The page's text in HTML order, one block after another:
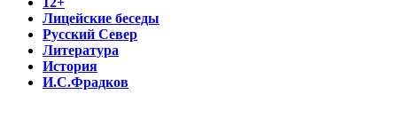
Лицейские беседы
Русский Север
Литература
История
И.С.Фрадков